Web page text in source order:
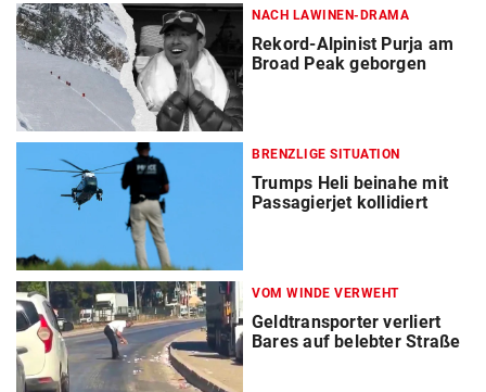
NACH LAWINEN-DRAMA
Rekord-Alpinist Purja am
Broad Peak geborgen
BRENZLIGE SITUATION
Trumps Heli beinahe mit
Passagierjet kollidiert
VOM WINDE VERWEHT
Geldtransporter verliert
Bares auf belebter Straße